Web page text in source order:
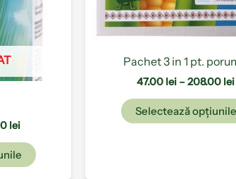
lei
alese
în
pagina
Pachet 3 in 1 pt.
47.00 lei – 208.00 lei
Selectează opțiunile